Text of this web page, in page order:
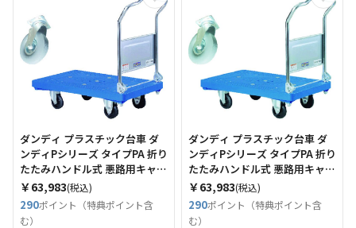
ダンディ プラスチック台車 ダ
ンディPシリーズ タイプPA 折り
たたみハンドル式 悪路用キャス
ター(エアータイヤ) 仕様
W905×D605 （Tcode：
2082186）
￥63,983(税込)
290ポイント（特典ポイント含
む）
ダンディ プラスチック台車 ダ
ンディPシリーズ タイプPA 折り
たたみハンドル式 悪路用キャス
ター(ノーパンクタイヤ) 仕様
W905×D605 （Tcode：
2082187）
￥63,983(税込)
290ポイント（特典ポイント含
む）